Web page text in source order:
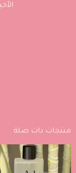
منتجات ذات صلة